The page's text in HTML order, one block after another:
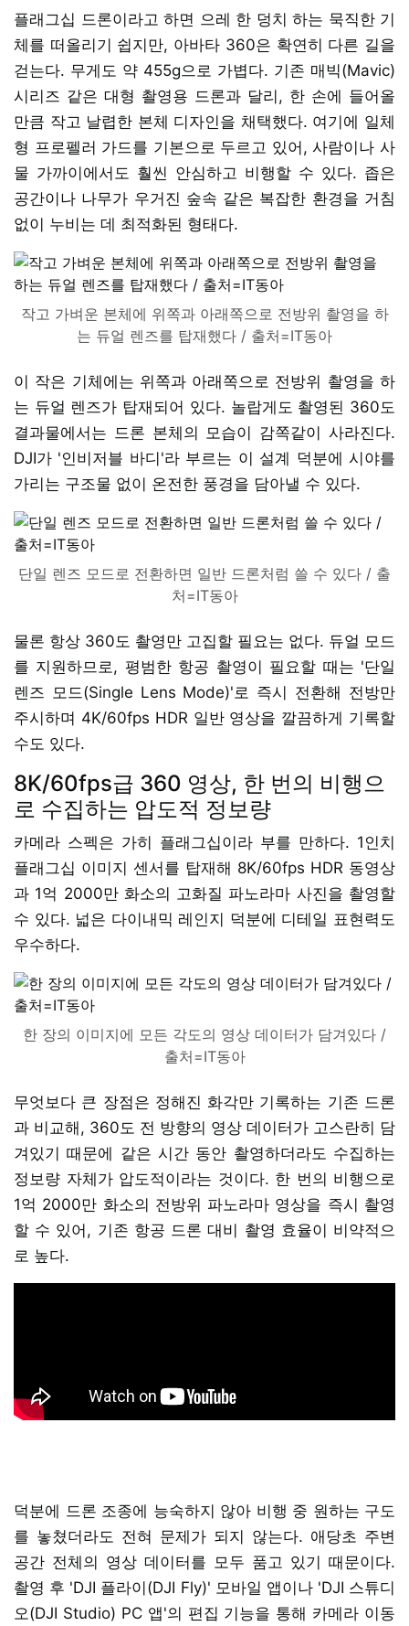
플래그십 드론이라고 하면 으레 한 덩치 하는 묵직한 기
체를 떠올리기 쉽지만, 아바타 360은 확연히 다른 길을
걷는다. 무게도 약 455g으로 가볍다. 기존 매빅(Mavic)
시리즈 같은 대형 촬영용 드론과 달리, 한 손에 들어올
만큼 작고 날렵한 본체 디자인을 채택했다. 여기에 일체
형 프로펠러 가드를 기본으로 두르고 있어, 사람이나 사
물 가까이에서도 훨씬 안심하고 비행할 수 있다. 좁은
공간이나 나무가 우거진 숲속 같은 복잡한 환경을 거침
없이 누비는 데 최적화된 형태다.
작고 가벼운 본체에 위쪽과 아래쪽으로 전방위 촬영을 하
는 듀얼 렌즈를 탑재했다 / 출처=IT동아
이 작은 기체에는 위쪽과 아래쪽으로 전방위 촬영을 하
는 듀얼 렌즈가 탑재되어 있다. 놀랍게도 촬영된 360도
결과물에서는 드론 본체의 모습이 감쪽같이 사라진다.
DJI가 '인비저블 바디'라 부르는 이 설계 덕분에 시야를
가리는 구조물 없이 온전한 풍경을 담아낼 수 있다.
단일 렌즈 모드로 전환하면 일반 드론처럼 쓸 수 있다 / 출
처=IT동아
물론 항상 360도 촬영만 고집할 필요는 없다. 듀얼 모드
를 지원하므로, 평범한 항공 촬영이 필요할 때는 '단일
렌즈 모드(Single Lens Mode)'로 즉시 전환해 전방만
주시하며 4K/60fps HDR 일반 영상을 깔끔하게 기록할
수도 있다.
8K/60fps급 360 영상, 한 번의 비행으
로 수집하는 압도적 정보량
카메라 스펙은 가히 플래그십이라 부를 만하다. 1인치
플래그십 이미지 센서를 탑재해 8K/60fps HDR 동영상
과 1억 2000만 화소의 고화질 파노라마 사진을 촬영할
수 있다. 넓은 다이내믹 레인지 덕분에 디테일 표현력도
우수하다.
한 장의 이미지에 모든 각도의 영상 데이터가 담겨있다 /
출처=IT동아
무엇보다 큰 장점은 정해진 화각만 기록하는 기존 드론
과 비교해, 360도 전 방향의 영상 데이터가 고스란히 담
겨있기 때문에 같은 시간 동안 촬영하더라도 수집하는
정보량 자체가 압도적이라는 것이다. 한 번의 비행으로
1억 2000만 화소의 전방위 파노라마 영상을 즉시 촬영
할 수 있어, 기존 항공 드론 대비 촬영 효율이 비약적으
로 높다.
덕분에 드론 조종에 능숙하지 않아 비행 중 원하는 구도
를 놓쳤더라도 전혀 문제가 되지 않는다. 애당초 주변
공간 전체의 영상 데이터를 모두 품고 있기 때문이다.
촬영 후 'DJI 플라이(DJI Fly)' 모바일 앱이나 'DJI 스튜디
오(DJI Studio) PC 앱'의 편집 기능을 통해 카메라 이동